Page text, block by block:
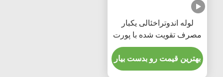
لوله اندوتراخئالی یکبار
مصرف تقویت شده با پورت
مکش میکرو نازک PU
بهترین قیمت رو بدست بیار